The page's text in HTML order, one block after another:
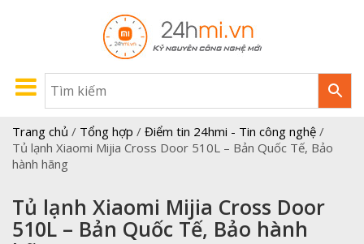
Trang chủ / Tổng hợp / Điểm tin 24hmi - Tin công nghệ /
Tủ lạnh Xiaomi Mijia Cross Door 510L – Bản Quốc Tế, Bảo
hành hãng
Tủ lạnh Xiaomi Mijia Cross Door
510L – Bản Quốc Tế, Bảo hành